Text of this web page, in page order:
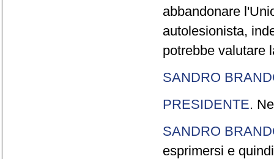
abbandonare
autolesionista,
potrebbe valutare
SANDRO
PRESIDENTE.
SANDRO
esprimersi e